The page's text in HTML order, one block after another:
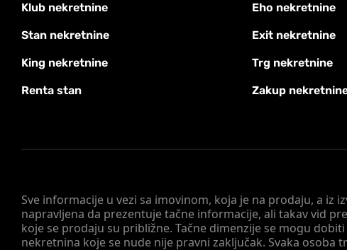
Sve informacije u vezi sa imovinom, koja je na prodaju, a
napravljena da prezentuje tačne informacije, ali takav vid
koje se prodaju su približne. Tačne dimenzije se mogu
nekretnina koje se nude nije pravni zaključak. Svaka
Klub nekretnine Eho nekretnine
Stan nekretnine Exit nekretnine
King nekretnine Trg nekretnine
Renta stan Zakup